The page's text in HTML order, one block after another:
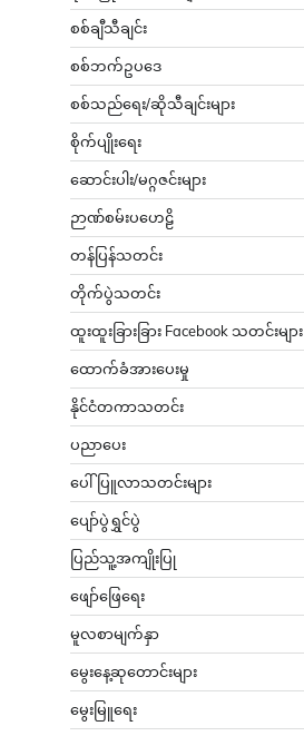
စစ်ချီသီချင်း
စစ်ဘက်ဥပဒေ
စစ်သည်ရေး/ဆိုသီချင်းများ
စိုက်ပျိုးရေး
ဆောင်းပါး/မဂ္ဂဇင်းများ
ဉာဏ်စမ်းပဟေဠိ
တန်ပြန်သတင်း
တိုက်ပွဲသတင်း
ထူးထူးခြားခြား Facebook သတင်းများ
ထောက်ခံအားပေးမှု
နိုင်ငံတကာသတင်း
ပညာပေး
ပေါ်ပြူလာသတင်းများ
ပျော်ပွဲရွှင်ပွဲ
ပြည်သူ့အကျိုးပြု
ဖျော်ဖြေရေး
မူလစာမျက်နှာ
မွေးနေ့ဆုတောင်းများ
မွေးမြူရေး